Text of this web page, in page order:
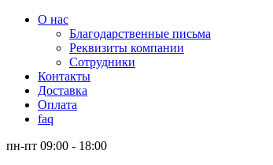
О нас
Благодарственные письма
Реквизиты компании
Сотрудники
Контакты
Доставка
Оплата
faq
пн-пт 09:00 - 18:00